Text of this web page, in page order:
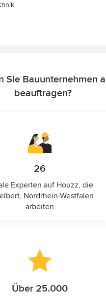
Sie Bauunternehmen
beauftragen?
26
Experten auf Houzz, die
Nordrhein-Westfalen
arbeiten
Über 25.000